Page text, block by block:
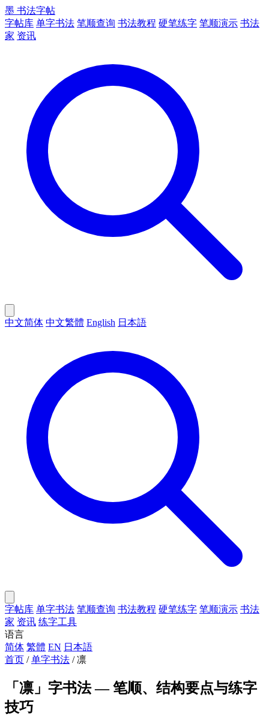
墨 书法字帖
字帖库 单字书法 笔顺查询 书法教程 硬笔练字 笔顺演示 书法
家 资讯
中文简体 中文繁體 English 日本語
字帖库 单字书法 笔顺查询 书法教程 硬笔练字 笔顺演示 书法
家 资讯 练字工具
语言
简体 繁體 EN 日本語
首页 / 单字书法 / 凛
「凛」字书法 — 笔顺、结构要点与练字
技巧